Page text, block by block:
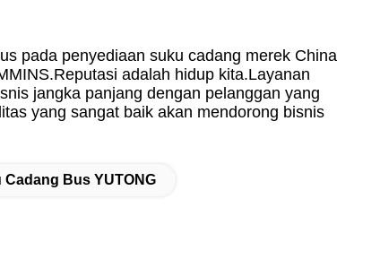
pada penyediaan suku cadang merek China
adalah hidup kita.Layanan
jangka panjang dengan pelanggan yang
yang sangat baik akan mendorong bisnis
Cadang Bus YUTONG